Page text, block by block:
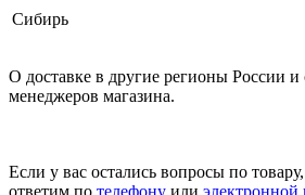
Сибирь
О доставке в другие регионы России
менеджеров магазина.
Если у вас остались вопросы по